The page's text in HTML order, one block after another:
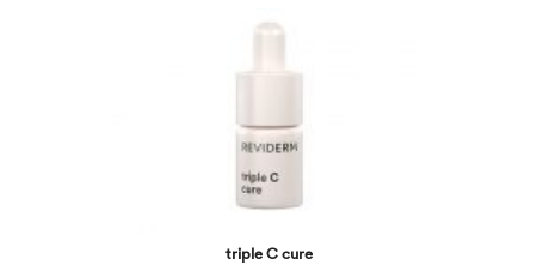
triple C cure